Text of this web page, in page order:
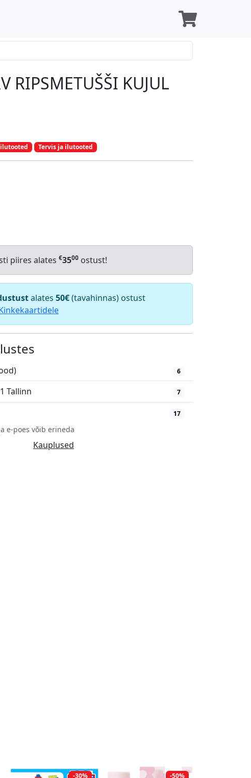
RIPSMETUŠŠI KUJUL
Tervis ja ilutooted
piires alates €3500 ostust!
alates 50€(tavahinnas) ostust
6
Tallinn 7
17
e-poes võib erineda
Kauplused
-30% -50%